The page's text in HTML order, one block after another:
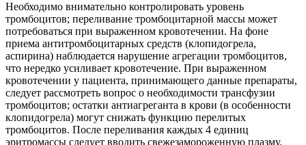
Необходимо внимательно контролировать уровень
тромбоцитов; переливание тромбоцитарной массы может
потребоваться при выраженном кровотечении. На фоне
приема антитромбоцитарных средств (клопидогрела,
аспирина) наблюдается нарушение агрегации тромбоцитов,
что нередко усиливает кровотечение. При выраженном
кровотечении у пациента, принимающего данные препараты,
следует рассмотреть вопрос о необходимости трансфузии
тромбоцитов; остатки антиагреганта в крови (в особенности
клопидогрела) могут снижать функцию перелитых
тромбоцитов. После переливания каждых 4 единиц
эритромассы следует вводить свежезамороженную плазму.